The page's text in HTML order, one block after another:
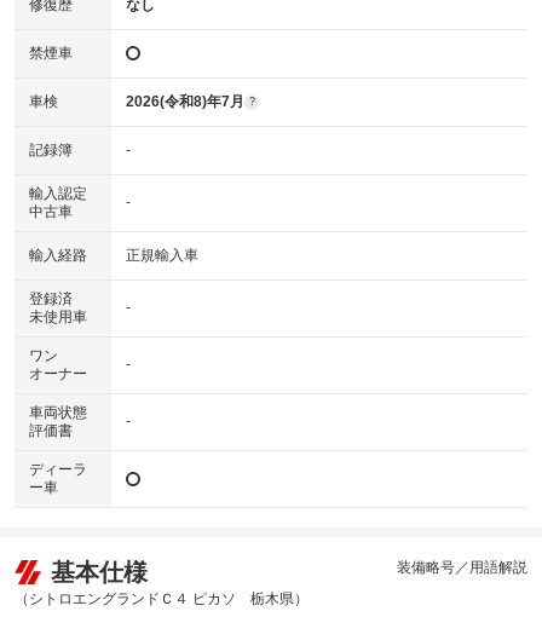
修復歴 なし
禁煙車
車検 2026(令和8)年7月 ?
記録簿 -
輸入認定
中古車
-
輸入経路 正規輸入車
登録済
未使用車
-
ワン
オーナー
-
車両状態
評価書
-
ディーラ
ー車
基本仕様
（シトロエングランドＣ４ ピカソ 栃木県）
装備略号／用語解説